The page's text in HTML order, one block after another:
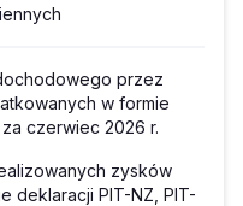
przez
w formie
czerwiec 2026 r.
zysków
deklaracji PIT-NZ, PIT-